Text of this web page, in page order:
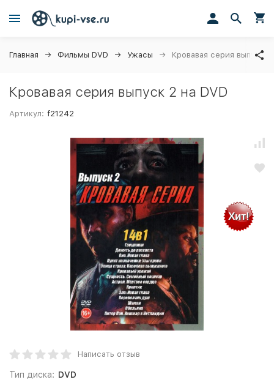
Главная Фильмы DVD Ужасы Кровавая серия выпуск 2
Кровавая серия выпуск 2 на DVD
Артикул: f21242
Хит!
Написать отзыв
Тип диска: DVD